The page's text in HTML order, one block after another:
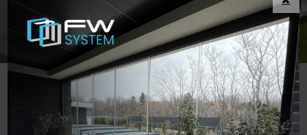
Carport Überdachung
Meinungen unserer Kunden